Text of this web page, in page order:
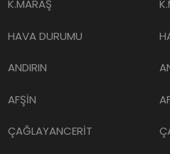
K.MARAŞ
HAVA DURUMU
ANDIRIN
AFŞİN
ÇAĞLAYANCERİT